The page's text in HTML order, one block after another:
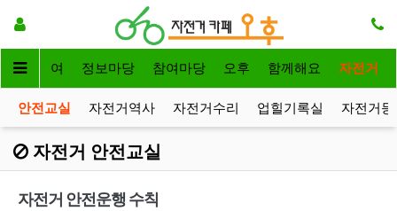
전거대여 정보마당 참여마당 오후 함께해요 자전거
안전교실 자전거역사 자전거수리 업힐기록실 자전거
자전거 안전교실
자전거 안전운행 수칙